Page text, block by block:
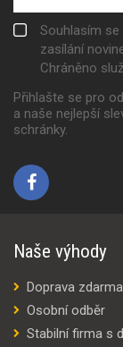
Souhlasím
zasílání
Chráněno
Přihlašte se pro
a naše nejlepší
schránky.
Naše výhody
Doprava
Osobní odběr
Stabilní firma s